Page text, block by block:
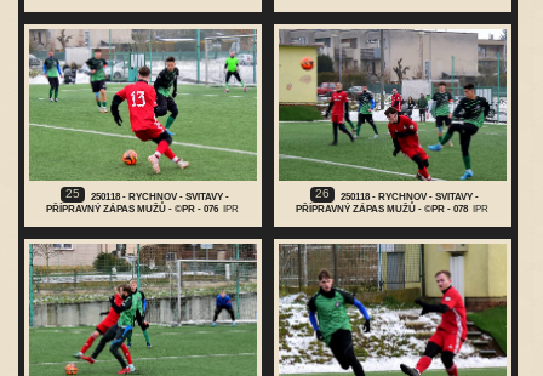
25
250118 - RYCHNOV - SVITAVY -
PŘÍPRAVNÝ ZÁPAS MUŽŮ - ©PR - 076
IPR
26
250118 - RYCHNOV - SVITAVY -
PŘÍPRAVNÝ ZÁPAS MUŽŮ - ©PR - 078
IPR